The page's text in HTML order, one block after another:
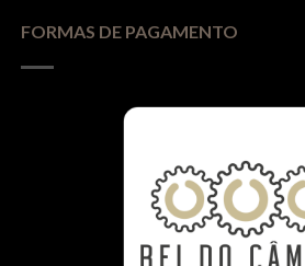
FORMAS DE PAGAMENTO